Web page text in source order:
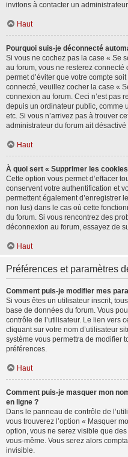
invitons à contacter un
Haut
Pourquoi suis-je déconnecté
Si vous ne cochez pas la case « Se
au forum, vous ne resterez
permet d’éviter que votre compte
connecté, veuillez cocher la case «
connexion au forum. Ceci n’est pas
depuis un ordinateur public, comme
etc. Si vous n’arrivez pas à trouver
administrateur du forum ait
Haut
À quoi sert « Supprimer les
Cette option vous permet d’effacer
conservent votre authentification et
permettent également d’enregistrer
non lus) dans le cas où cette
du forum. Si vous rencontrez des
déconnexion au forum, essayez de
Haut
Préférences et paramètres
Comment puis-je modifier mes
Si vous êtes un utilisateur inscrit,
base de données du forum. Vous
contrôle de l’utilisateur. Le lien vers
cliquant sur votre nom d’utilisateur
système vous permettra de modifier
préférences.
Haut
Comment puis-je masquer mon
en ligne ?
Dans le panneau de contrôle de
vous trouverez l’option « Masquer
option, vous ne serez visible que
vous-même. Vous serez alors
invisible.